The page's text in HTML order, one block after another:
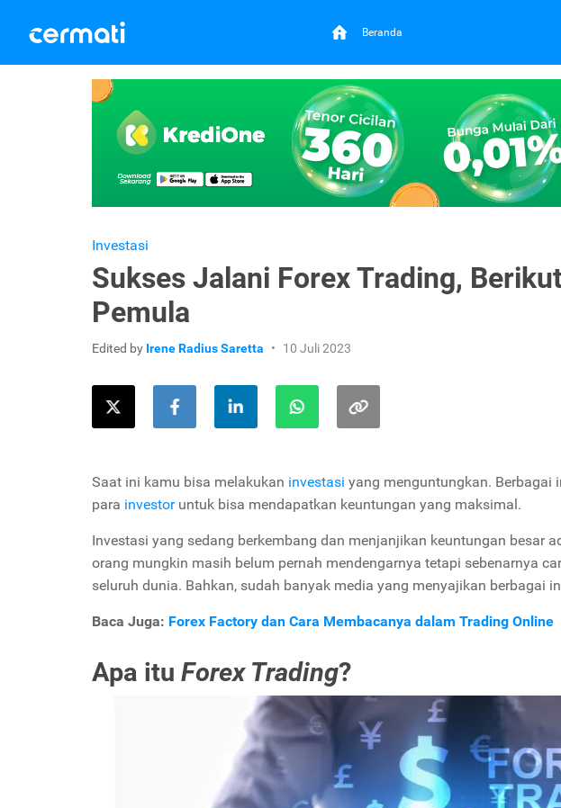
Beranda
Investasi
Sukses Jalani Forex Trading,
Pemula
Edited by Irene Radius Saretta 10 Juli 2023
Saat ini kamu bisa melakukan investasi yang menguntungkan. Berbagai
para investoruntuk bisa mendapatkan keuntungan yang maksimal.
Investasi yang sedang berkembang dan menjanjikan keuntungan besar
orang mungkin masih belum pernah mendengarnya tetapi sebenarnya
seluruh dunia. Bahkan, sudah banyak media yang menyajikan berbagai
Baca Juga: Forex Factory dan Cara Membacanya dalam Trading Online
Apa itu Forex Trading?